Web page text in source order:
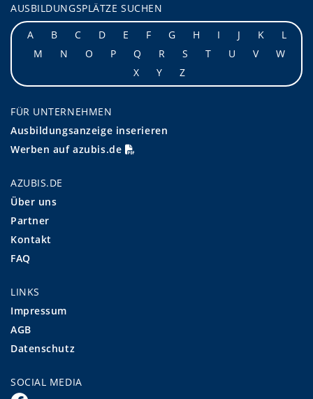
AUSBILDUNGSPLÄTZE SUCHEN
A
B C D E F G H I J K
L
M
N O P Q R S T U V
W
X
Y Z
FÜR UNTERNEHMEN
Ausbildungsanzeige inserieren
Werben auf azubis.de
AZUBIS.DE
Über uns
Partner
Kontakt
FAQ
LINKS
Impressum
AGB
Datenschutz
SOCIAL MEDIA